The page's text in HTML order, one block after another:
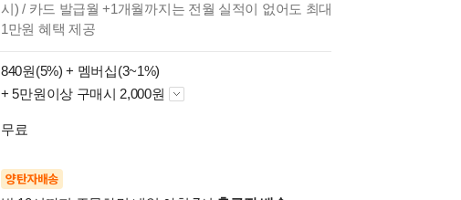
시) / 카드 발급월 +1개월까지는 전월 실적이 없어도 최대
1만원 혜택 제공
840원(5%) + 멤버십(3~1%)
+ 5만원이상 구매시 2,000원
무료
양탄자배송